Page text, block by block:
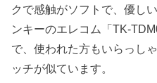
クで感触がソフトで、優し
ンキーのエレコム「TK-
で、使われた方もいらっし
ッチが似ています。